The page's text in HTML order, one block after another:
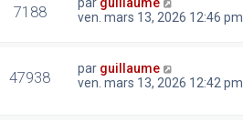
7188
ven. mars 13, 2026 12:46 pm
47938 par guillaume
ven. mars 13, 2026 12:42 pm